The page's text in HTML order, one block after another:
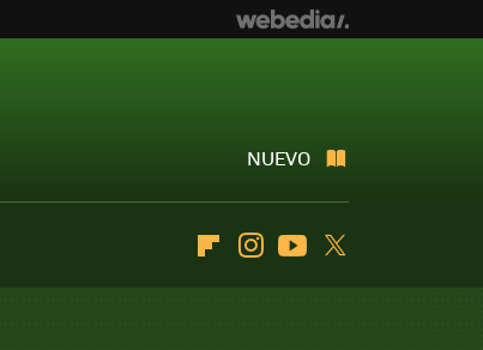
NUEVO
FlipboardInstagramYoutube